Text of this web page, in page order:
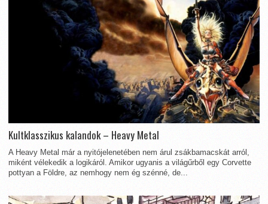
Kultklasszikus kalandok – Heavy Metal
A Heavy Metal már a nyitójelenetében nem árul zsákbamacskát arról,
miként vélekedik a logikáról. Amikor ugyanis a világűrből egy Corvette
pottyan a Földre, az nemhogy nem ég szénné, de...